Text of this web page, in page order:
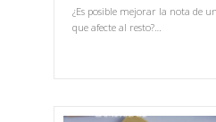
¿Es posible mejorar la nota de
que afecte al resto?…